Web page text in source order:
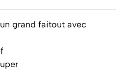
grand faitout avec